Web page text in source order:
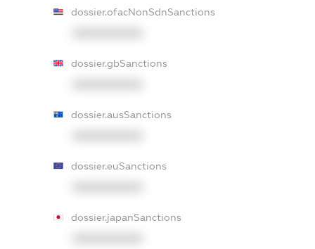
dossier.ofacNonSdnSanctions
dossier.gbSanctions
dossier.ausSanctions
dossier.euSanctions
dossier.japanSanctions